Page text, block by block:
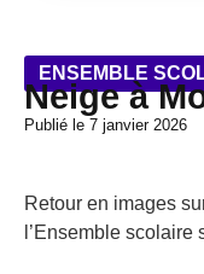
ENSEMBLE
Neige à
Publié le 7 janvier 2026
Retour en images
l’Ensemble